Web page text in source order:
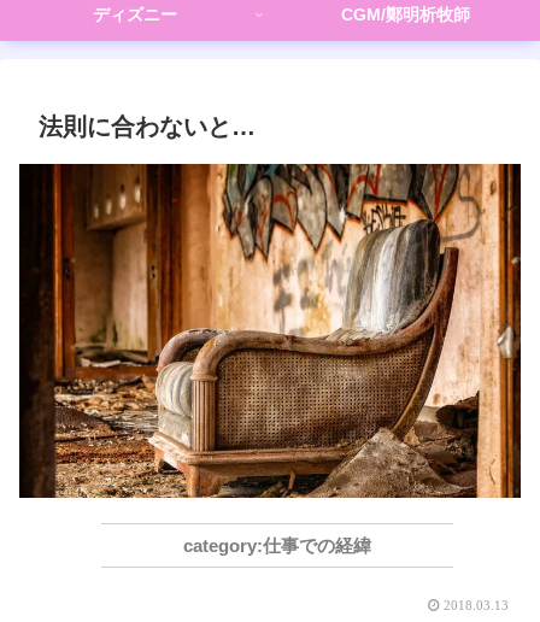
ディズニー CGM/鄭明析牧師
法則に合わないと…
仕事での経緯
2018.03.13